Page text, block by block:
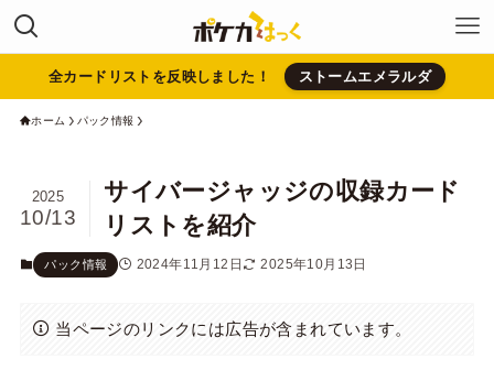
全カードリストを反映しました！ ストームエメラルダ
ホーム パック情報
サイバージャッジの収録カード
リストを紹介
2025
10/13
パック情報 2024年11月12日 2025年10月13日
当ページのリンクには広告が含まれています。